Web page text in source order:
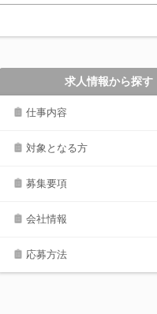
求人情報から探す
仕事内容
対象となる方
募集要項
会社情報
応募方法